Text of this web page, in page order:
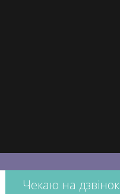
Чекаю на дзвінок